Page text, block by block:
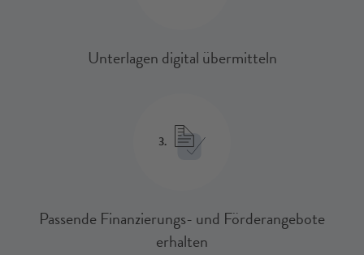
Unterlagen digital übermitteln
3.
Passende Finanzierungs- und Förderangebote
erhalten